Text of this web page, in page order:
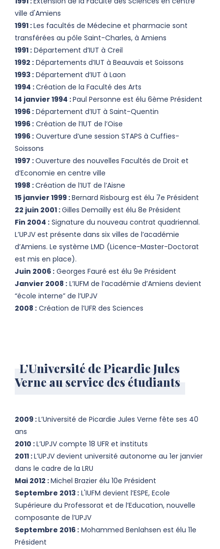
ville d'Amiens
1991 :Les facultés de Médecine et pharmacie sont
transférées au pôle Saint-Charles, à Amiens
1991 : Département d’IUT à Creil
1992 : Départements d’IUT à Beauvais et Soissons
1993 : Département d’IUT à Laon
1994 :Création de la Faculté des Arts
14 janvier 1994 :Paul Personne est élu 6ème Président
1996 : Département d’IUT à Saint-Quentin
1996 : Création de l’IUT de l’Oise
1996 : Ouverture d’une session STAPS à Cuffies-
Soissons
1997 :Ouverture des nouvelles Facultés de Droit et
d’Economie en centre ville
1998 :Création de l’IUT de l’Aisne
15 janvier 1999 :Bernard Risbourg est élu 7e Président
22 juin 2001 :Gilles Demailly est élu 8e Président
Fin 2004 : Signature du nouveau contrat quadriennal.
L’UPJV est présente dans six villes de l’académie
d’Amiens. Le système LMD (Licence-Master-Doctorat
est mis en place).
Juin 2006 : Georges Fauré est élu 9e Président
Janvier 2008 : L’IUFM de l’académie d’Amiens devient
“école interne” de l’UPJV
2008 : Création de l’UFR des Sciences
L’Université de Picardie Jules
Verne au service des étudiants
2009 :L’Université de Picardie Jules Verne fête ses 40
ans
2010 :L’UPJV compte 18 UFR et instituts
2011 :L’UPJV devient université autonome au 1er janvier
dans le cadre de la LRU
Mai 2012 :Michel Brazier élu 10e Président
Septembre 2013 : L'IUFM devient l’ESPE, Ecole
Supérieure du Professorat et de l’Education, nouvelle
composante de l’UPJV
Septembre 2016 : Mohammed Benlahsen est élu 11e
Président